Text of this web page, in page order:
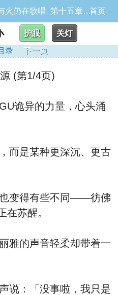
当黑暗降临时，唯有剑与火仍在歌唱_第十五章｜魔之始源首页
护眼
关灯
录 下一页
(第1/4页)
诡异的力量，心头涌
而是某种更深沉、更古
变得有些不同——彷佛
在苏醒。
雅的声音轻柔却带着一
说：「没事啦，我只是